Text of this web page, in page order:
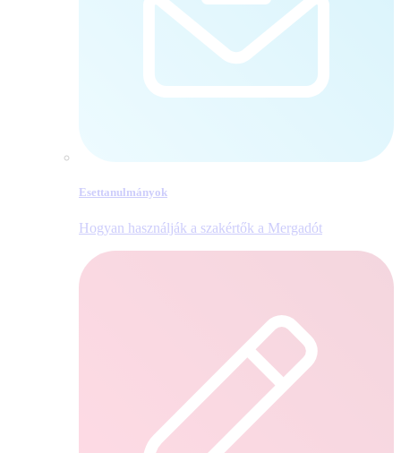
Esettanulmányok
Hogyan használják a szakértők a Mergadót